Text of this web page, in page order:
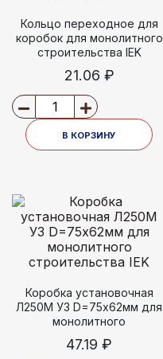
Кольцо переходное для
коробок для монолитного
строительства IEK
21.06 ₽
В КОРЗИНУ
Коробка установочная
Л250М У3 D=75х62мм для
монолитного
47.19 ₽